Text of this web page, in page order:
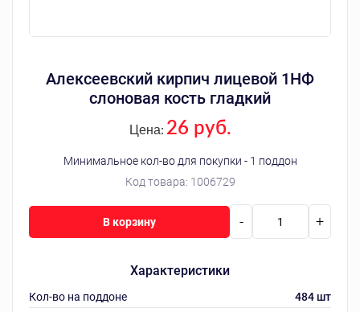
Алексеевский кирпич лицевой 1НФ
слоновая кость гладкий
Код товара: 1006729
Цена: 26 руб.
Минимальное кол-во для покупки - 1 поддон
Характеристики
Кол-во на поддоне
484 шт
- +
В корзину